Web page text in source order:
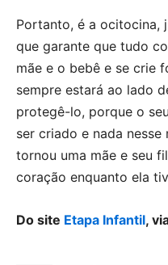
Portanto, é a ocitocina,
que garante que tudo
mãe e o bebê e se crie
sempre estará ao lado
protegê-lo, porque o
ser criado e nada
tornou uma mãe e seu
coração enquanto ela
Do site Etapa Infantil,